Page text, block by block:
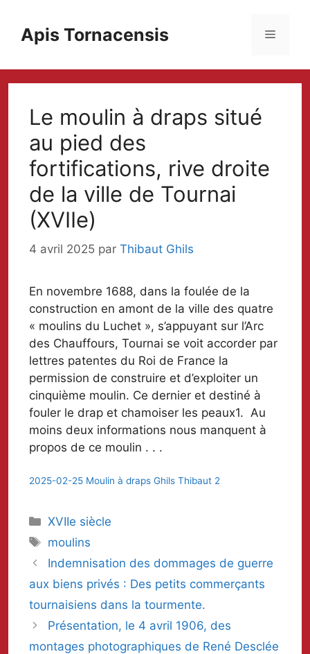
contenuApis Tornacensis Menu
Le moulin à draps situé
au pied des
fortifications, rive droite
de la ville de Tournai
(XVIIe)
4 avril 2025 par Thibaut Ghils
En novembre 1688, dans la foulée de la
construction en amont de la ville des quatre
« moulins du Luchet », s’appuyant sur l’Arc
des Chauffours, Tournai se voit accorder par
lettres patentes du Roi de France la
permission de construire et d’exploiter un
cinquième moulin. Ce dernier et destiné à
fouler le drap et chamoiser les peaux1. Au
moins deux informations nous manquent à
propos de ce moulin . . .
2025-02-25 Moulin à draps Ghils Thibaut 2
Catégories
XVIIe siècle
Mots-
clés
moulins
Indemnisation des dommages de guerre
aux biens privés : Des petits commerçants
tournaisiens dans la tourmente.
Présentation, le 4 avril 1906, des
montages photographiques de René Desclée